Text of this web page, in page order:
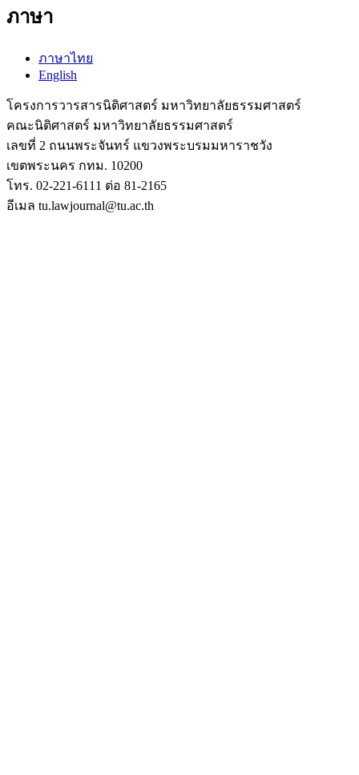
ภาษา
ภาษาไทย
English
โครงการวารสารนิติศาสตร์ มหาวิทยาลัยธรรมศาสตร์
คณะนิติศาสตร์ มหาวิทยาลัยธรรมศาสตร์
เลขที่ 2 ถนนพระจันทร์ แขวงพระบรมมหาราชวัง
เขตพระนคร กทม. 10200
โทร. 02-221-6111 ต่อ 81-2165
อีเมล tu.lawjournal@tu.ac.th